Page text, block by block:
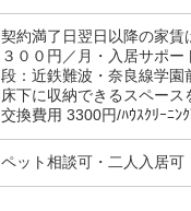
契約満了日翌日以降の家
３００円／月・入居サポ
段：近鉄難波・奈良線学
床下に収納できるスペー
交換費用 3300円/ﾊｳｽｸﾘｰﾆﾝ
ペット相談可・二人入居